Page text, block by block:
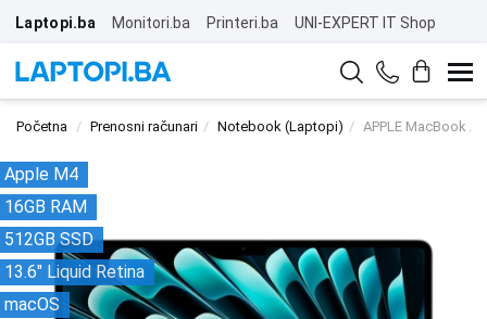
Laptopi.ba Monitori.ba Printeri.ba UNI-EXPERT IT Shop
Početna Prenosni računari Notebook (Laptopi) APPLE MacBook
Apple M4
16GB RAM
512GB SSD
13.6" Liquid Retina
macOS